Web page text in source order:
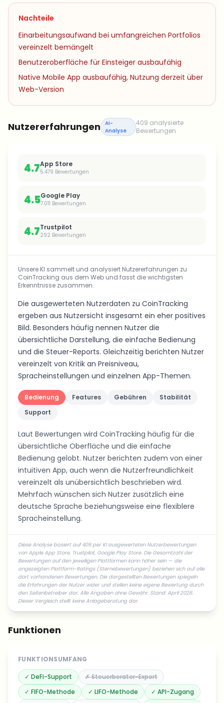
Nachteile
Einarbeitungsaufwand bei umfangreichen Portfolios
vereinzelt bemängelt
Benutzeroberfläche für Einsteiger ausbaufähig
Native Mobile App ausbaufähig, Nutzung derzeit über
Web-Version
Nutzererfahrungen
AI-
Analyse
409 analysierte
Bewertungen
4.7App Store
5.479 Bewertungen
4.5Google Play
7.011 Bewertungen
4.7Trustpilot
292 Bewertungen
Unsere KI sammelt und analysiert Nutzererfahrungen zu
CoinTracking aus dem Web und fasst die wichtigsten
Erkenntnisse zusammen.
Die ausgewerteten Nutzerdaten zu CoinTracking
ergeben aus Nutzersicht insgesamt ein eher positives
Bild. Besonders häufig nennen Nutzer die
übersichtliche Darstellung, die einfache Bedienung
und die Steuer-Reports. Gleichzeitig berichten Nutzer
vereinzelt von Kritik an Preisniveau,
Spracheinstellungen und einzelnen App-Themen.
Bedienung Features Gebühren
Stabilität
Support
Laut Bewertungen wird CoinTracking häufig für die
übersichtliche Oberfläche und die einfache
Bedienung gelobt. Nutzer berichten zudem von einer
intuitiven App, auch wenn die Nutzerfreundlichkeit
vereinzelt als unübersichtlich beschrieben wird.
Mehrfach wünschen sich Nutzer zusätzlich eine
deutsche Sprache beziehungsweise eine flexiblere
Spracheinstellung.
Diese Analyse basiert auf 409 per KI ausgewerteten Nutzerbewertungen
von Apple App Store, Trustpilot, Google Play Store. Die Gesamtzahl der
Bewertungen auf den jeweiligen Plattformen kann höher sein — die
angezeigten Plattform-Ratings (Sternebewertungen) beziehen sich auf alle
dort vorhandenen Bewertungen. Die dargestellten Bewertungen spiegeln
die Erfahrungen der Nutzer wider und stellen keine eigene Bewertung durch
den Seitenbetreiber dar. Alle Angaben ohne Gewähr. Stand: April 2026.
Dieser Vergleich stellt keine Anlageberatung dar.
Funktionen
FUNKTIONSUMFANG
✓ DeFi-Support ✗Steuerberater-Export
✓ FIFO-Methode ✓ LIFO-Methode ✓ API-Zugang